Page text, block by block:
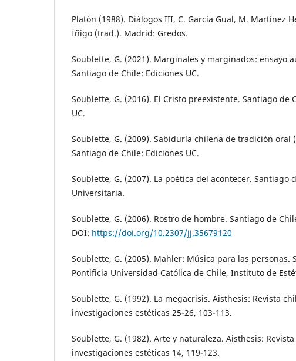
Platón (1988). Diálogos III, C. García Gual, M. Martínez
Íñigo (trad.). Madrid: Gredos.
Soublette, G. (2021). Marginales y marginados: ensayo
Santiago de Chile: Ediciones UC.
Soublette, G. (2016). El Cristo preexistente. Santiago de
UC.
Soublette, G. (2009). Sabiduría chilena de tradición oral
Santiago de Chile: Ediciones UC.
Soublette, G. (2007). La poética del acontecer. Santiago
Universitaria.
Soublette, G. (2006). Rostro de hombre. Santiago de
DOI: https://doi.org/10.2307/jj.35679120
Soublette, G. (2005). Mahler: Música para las personas.
Pontificia Universidad Católica de Chile, Instituto de
Soublette, G. (1992). La megacrisis. Aisthesis: Revista
investigaciones estéticas 25-26, 103-113.
Soublette, G. (1982). Arte y naturaleza. Aisthesis:
investigaciones estéticas 14, 119-123.